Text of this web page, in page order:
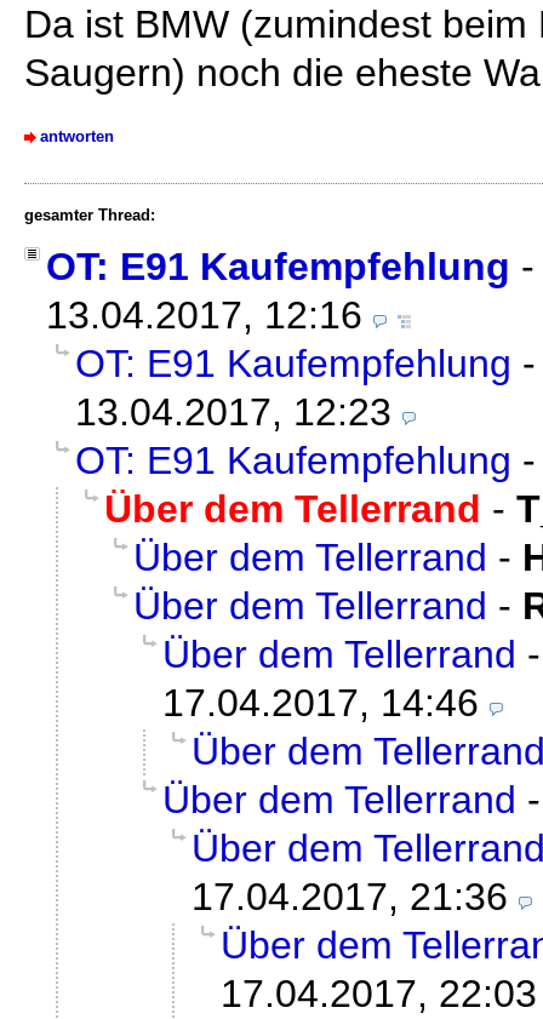
Da ist BMW (zumindest
Saugern) noch die eheste
antworten
gesamter Thread:
OT: E91 Kaufempfehlung
13.04.2017, 12:16
OT: E91 Kaufempfehlung
13.04.2017, 12:23
OT: E91 Kaufempfehlung
Über dem Tellerrand -
Über dem Tellerrand -
Über dem Tellerrand -
Über dem Tellerrand
17.04.2017, 14:46
Über dem
Über dem Tellerrand
Über dem
17.04.2017, 21:36
Über dem
17.04.2017, 22:03